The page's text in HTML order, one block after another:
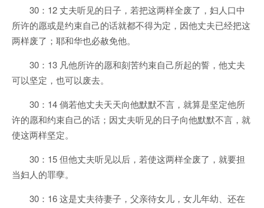
30：12 丈夫听见的日子，若把这两样全废了，妇人口中
所许的愿或是约束自己的话就都不得为定，因他丈夫已经把这
两样废了；耶和华也必赦免他。
30：13 凡他所许的愿和刻苦约束自己所起的誓，他丈夫
可以坚定，也可以废去。
30：14 倘若他丈夫天天向他默默不言，就算是坚定他所
许的愿和约束自己的话；因丈夫听见的日子向他默默不言，就
使这两样坚定。
30：15 但他丈夫听见以后，若使这两样全废了，就要担
当妇人的罪孽。
30：16 这是丈夫待妻子，父亲待女儿，女儿年幼、还在